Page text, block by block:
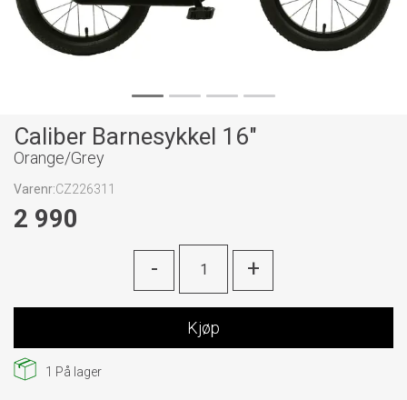
Caliber Barnesykkel 16"
Orange/Grey
Varenr:CZ226311
2 990
- +
Kjøp
1 På lager